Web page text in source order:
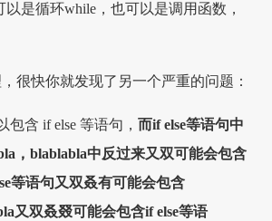
以是循环while，也可以是调用函数，
很快你就发现了另一个严重的问题：
包含 if else 等语句，而if else等语句中
，blablabla中反过来又双可能会包含
等语句又双叒有可能会包含
又双叒叕可能会包含if else等语